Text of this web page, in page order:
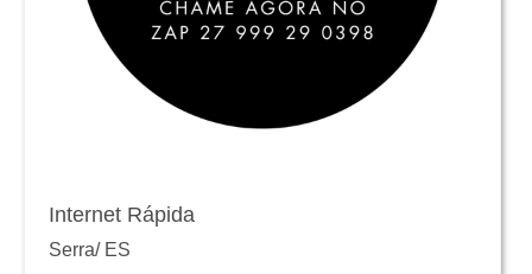
Internet Rápida
Serra/ ES